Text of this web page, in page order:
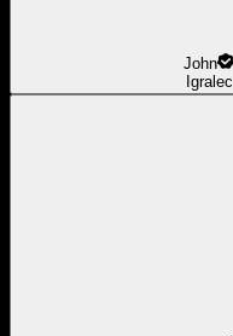
John
Igralec